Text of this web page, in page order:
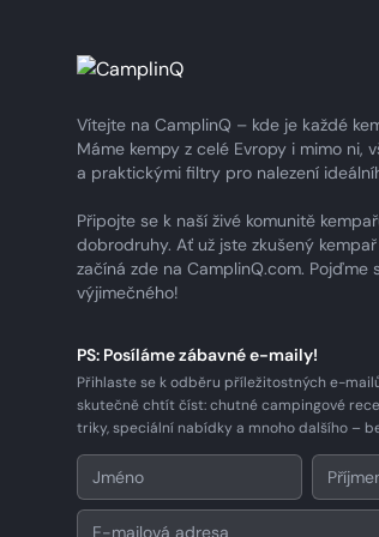
Vítejte na CamplinQ – kde je každé
Máme kempy z celé Evropy i mimo
a praktickými filtry pro nalezení
Připojte se k naší živé komunitě
dobrodruhy. Ať už jste zkušený
začíná zde na CamplinQ.com.
výjimečného!
PS: Posíláme zábavné e-maily!
Přihlaste se k odběru příležitostných e-
skutečně chtít číst: chutné campingové
triky, speciální nabídky a mnoho dalšího –